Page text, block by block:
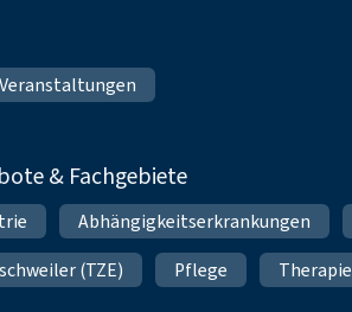
Veranstaltungen
& Fachgebiete
Abhängigkeitserkrankungen
(TZE)
Pflege Therapie